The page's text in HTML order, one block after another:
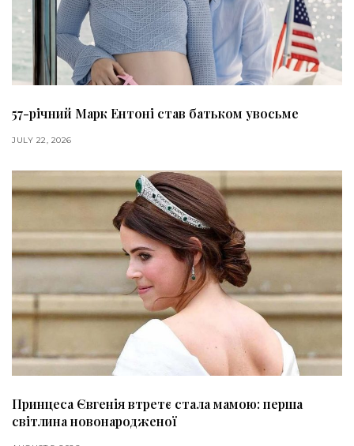
57-річний Марк Ентоні став батьком увосьме
JULY 22, 2026
Принцеса Євгенія втретє стала мамою: перша
світлина новонародженої